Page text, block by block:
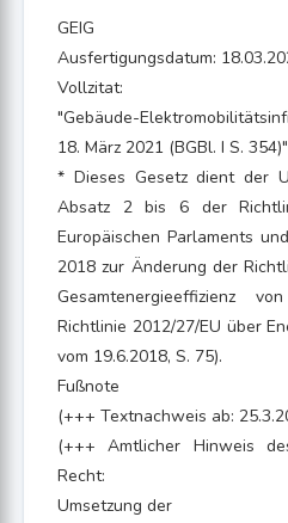
GEIG
Ausfertigungsdatum:
Vollzitat:
"Gebäude-
18. März 2021 (BGBl. I S. 354)"
* Dieses Gesetz dient der
Absatz 2 bis 6 der
Europäischen Parlaments
2018 zur Änderung der
Gesamtenergieeffizienz
Richtlinie 2012/27/EU über
vom 19.6.2018, S. 75).
Fußnote
(+++ Textnachweis ab:
(+++ Amtlicher Hinweis
Recht:
Umsetzung der